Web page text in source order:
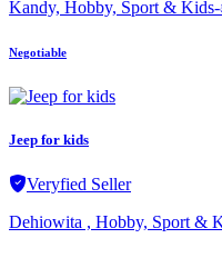
Kandy, Hobby, Sport &
Negotiable
Jeep for kids
Veryfied Seller
Dehiowita , Hobby, Sport &